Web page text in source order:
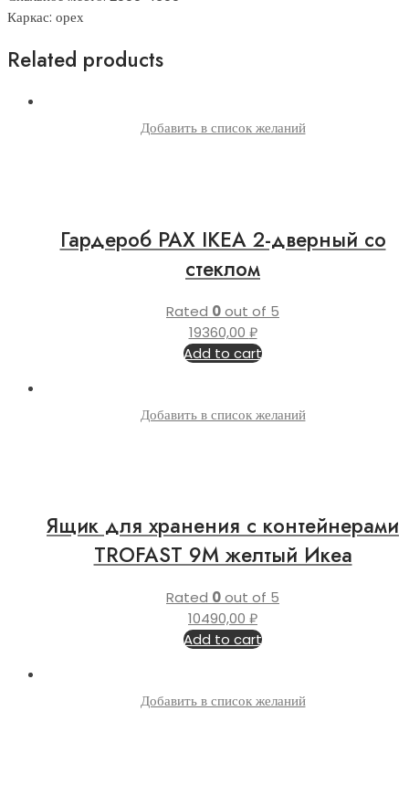
Каркас: орех
Related products
Добавить в список желаний
Гардероб PAX IKEA 2-дверный со
стеклом
Rated 0out of 5
19360,00 ₽
Add to cart
Добавить в список желаний
Ящик для хранения с контейнерами
TROFAST 9М желтый Икеа
Rated 0out of 5
10490,00 ₽
Add to cart
Добавить в список желаний